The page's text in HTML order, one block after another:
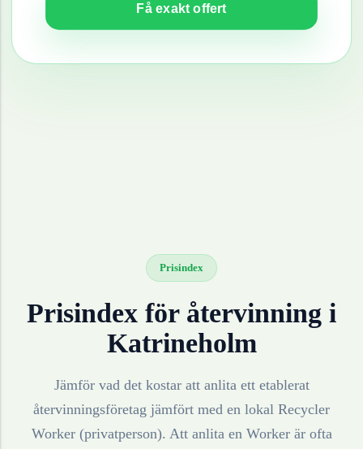
Få exakt offert
Prisindex
Prisindex för återvinning i
Katrineholm
Jämför vad det kostar att anlita ett etablerat
återvinningsföretag jämfört med en lokal Recycler
Worker (privatperson). Att anlita en Worker är ofta